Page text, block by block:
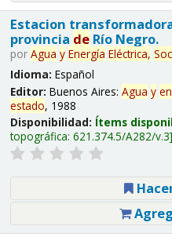
Estacion
provincia deRío Negro.
por Agua y Energía Eléctrica,
Idioma: Español
Editor: Buenos Aires: Agua y
estado, 1988
Disponibilidad: Ítems
topográfica: 621.374.5/A282/v.3